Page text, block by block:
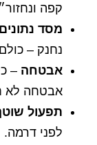
קפה
מסד נתונים
נחנק –
אבטחה
אבטחה לא
תפעול
לפני דרמה.